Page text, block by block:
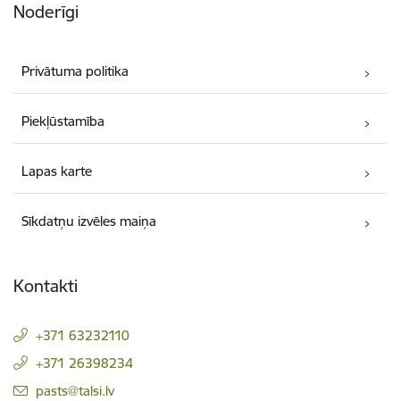
Noderīgi
Privātuma politika
Piekļūstamība
Lapas karte
Sīkdatņu izvēles maiņa
Kontakti
+371 63232110
+371 26398234
E-pasts:
pasts@talsi.lv